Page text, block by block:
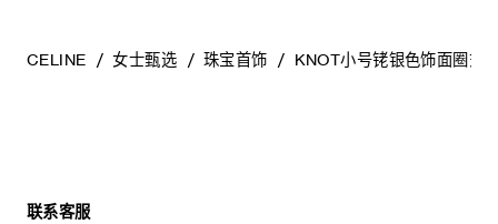
CELINE 女士甄选 珠宝首饰 KNOT小号铑银色饰面圈式
联系客服